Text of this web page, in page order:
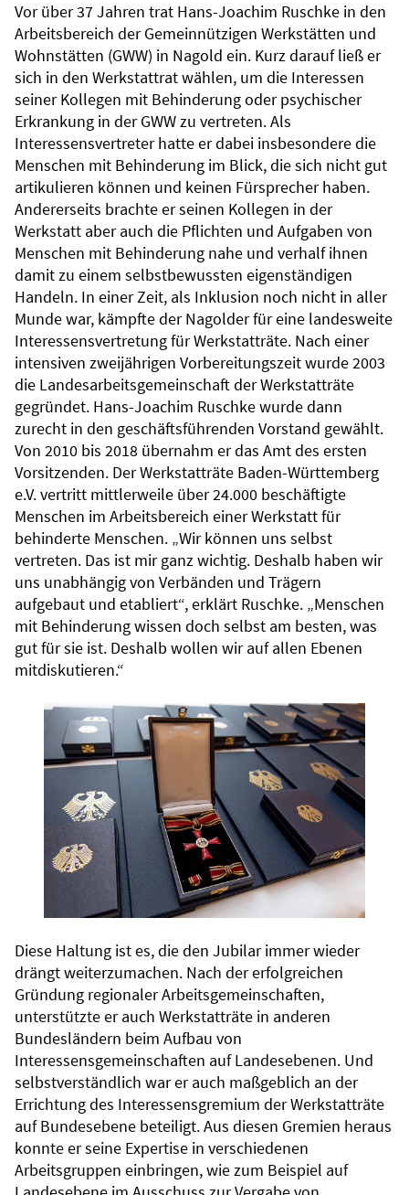
Vor über 37 Jahren trat Hans-Joachim Ruschke in den
Arbeitsbereich der Gemeinnützigen Werkstätten und
Wohnstätten (GWW) in Nagold ein. Kurz darauf ließ er
sich in den Werkstattrat wählen, um die Interessen
seiner Kollegen mit Behinderung oder psychischer
Erkrankung in der GWW zu vertreten. Als
Interessensvertreter hatte er dabei insbesondere die
Menschen mit Behinderung im Blick, die sich nicht gut
artikulieren können und keinen Fürsprecher haben.
Andererseits brachte er seinen Kollegen in der
Werkstatt aber auch die Pflichten und Aufgaben von
Menschen mit Behinderung nahe und verhalf ihnen
damit zu einem selbstbewussten eigenständigen
Handeln. In einer Zeit, als Inklusion noch nicht in aller
Munde war, kämpfte der Nagolder für eine landesweite
Interessensvertretung für Werkstatträte. Nach einer
intensiven zweijährigen Vorbereitungszeit wurde 2003
die Landesarbeitsgemeinschaft der Werkstatträte
gegründet. Hans-Joachim Ruschke wurde dann
zurecht in den geschäftsführenden Vorstand gewählt.
Von 2010 bis 2018 übernahm er das Amt des ersten
Vorsitzenden. Der Werkstatträte Baden-Württemberg
e.V. vertritt mittlerweile über 24.000 beschäftigte
Menschen im Arbeitsbereich einer Werkstatt für
behinderte Menschen. „Wir können uns selbst
vertreten. Das ist mir ganz wichtig. Deshalb haben wir
uns unabhängig von Verbänden und Trägern
aufgebaut und etabliert“, erklärt Ruschke. „Menschen
mit Behinderung wissen doch selbst am besten, was
gut für sie ist. Deshalb wollen wir auf allen Ebenen
mitdiskutieren.“
Diese Haltung ist es, die den Jubilar immer wieder
drängt weiterzumachen. Nach der erfolgreichen
Gründung regionaler Arbeitsgemeinschaften,
unterstützte er auch Werkstatträte in anderen
Bundesländern beim Aufbau von
Interessensgemeinschaften auf Landesebenen. Und
selbstverständlich war er auch maßgeblich an der
Errichtung des Interessensgremium der Werkstatträte
auf Bundesebene beteiligt. Aus diesen Gremien heraus
konnte er seine Expertise in verschiedenen
Arbeitsgruppen einbringen, wie zum Beispiel auf